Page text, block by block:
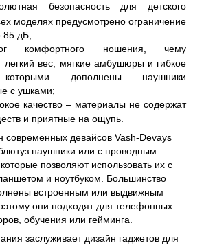
безопасность для детского
моделях предусмотрено ограничение
85 дБ;
комфортного ношения, чему
легкий вес, мягкие амбушюры и гибкое
которыми дополнены наушники
с ушками;
качество – материалы не содержат
и приятные на ощупь.
современных девайсов Vash-Devays
наушники или с проводным
позволяют использовать их с
и ноутбуком. Большинство
встроенным или выдвижным
они подходят для телефонных
обучения или гейминга.
заслуживает дизайн гаджетов для